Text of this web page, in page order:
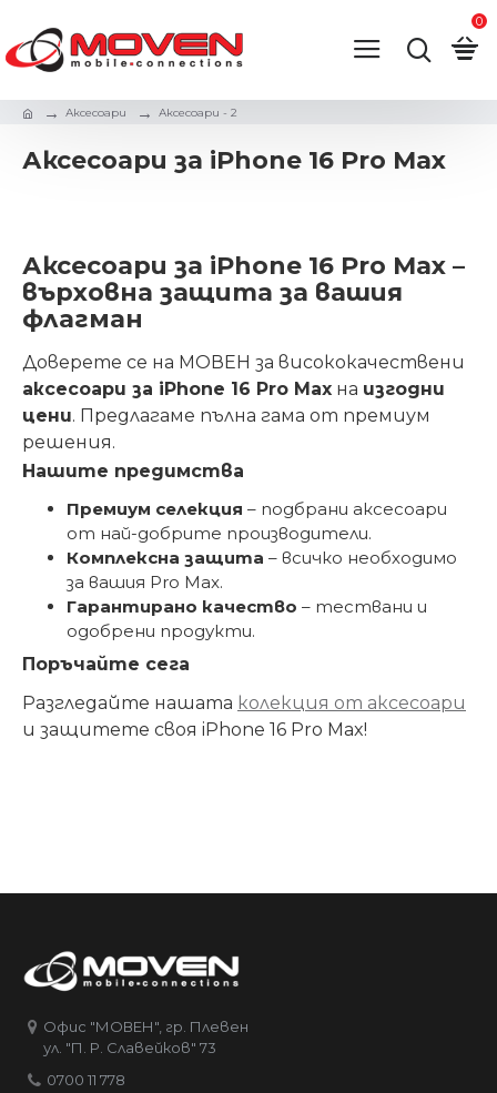
0
Аксесоари Аксесоари - 2
Аксесоари за iPhone 16 Pro Max
Аксесоари за iPhone 16 Pro Max –
върховна защита за вашия
флагман
Доверете се на МОВЕН за висококачествени
аксесоари за iPhone 16 Pro Max на изгодни
цени. Предлагаме пълна гама от премиум
решения.
Нашите предимства
Премиум селекция – подбрани аксесоари
от най-добрите производители.
Комплексна защита – всичко необходимо
за вашия Pro Max.
Гарантирано качество – тествани и
одобрени продукти.
Поръчайте сега
Разгледайте нашата колекция от аксесоари
и защитете своя iPhone 16 Pro Max!
Офис "МОВЕН", гр. Плевен
ул. "П. Р. Славейков" 73
0700 11 778